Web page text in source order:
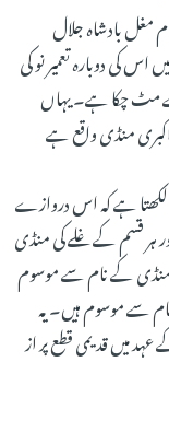
مغل بادشاہ جلال
اس کی دوبارہ تعمیر نو کی
مٹ چکا ہے۔ یہاں
منڈی واقع ہے
ہے کہ اس دروازے
ہر قسم کے غلے کی منڈی
منڈی کے نام سے موسوم
سے موسوم ہیں۔ یہ
عہد میں قدیمی قطع پر از